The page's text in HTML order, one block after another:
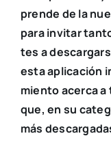
pren­de de la
para invi­tar
tes a
esta apli­ca­ción
mien­to acer­ca
que, en su
más